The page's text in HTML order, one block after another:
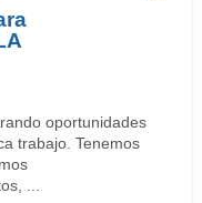
oportunidades
trabajo. Tenemos
...